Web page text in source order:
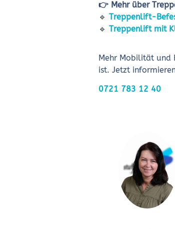
👉 Mehr über
🔹 Treppenlift-
🔹 Treppenlift mit
Mehr Mobilität und
ist. Jetzt
0721 783 12 40